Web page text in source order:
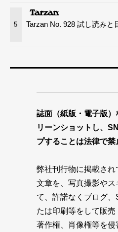
5 Tarzan No. 928 試し読みと
誌面（紙版・電子版）
リーンショットし、
プすることは法律で禁
弊社刊行物に掲載さ
文章を、写真撮影やス
て、許諾なくブログ、
たは印刷等をして販
著作権、肖像権等を侵